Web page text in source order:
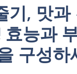
기, 맛
효능과
구성하